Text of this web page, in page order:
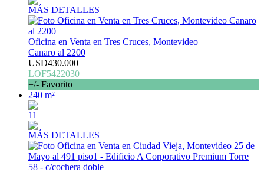
MÁS DETALLES
Oficina en Venta en Tres Cruces, Montevideo
Canaro al 2200
USD430.000
LOF5422030
+/- Favorito
240 m²
11
MÁS DETALLES